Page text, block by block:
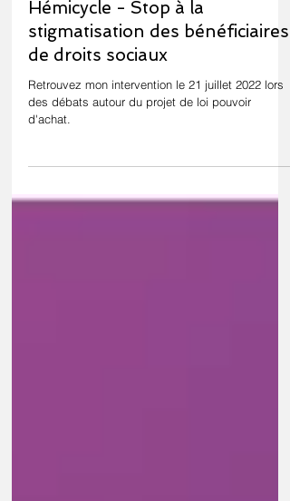
Hémicycle - Stop à la
stigmatisation des bénéficiaires
de droits sociaux
Retrouvez mon intervention le 21 juillet 2022 lors